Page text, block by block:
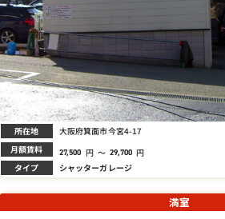
所在地 大阪府箕面市今宮4-17
月額賃料 27,500 円 ～ 29,700 円
タイプ シャッターガレージ
満室